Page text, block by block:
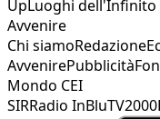
UpLuoghi dell'Infinito
Avvenire
Chi siamoRedazione
AvvenirePubblicità
Mondo CEI
SIRRadio InBluTV2000